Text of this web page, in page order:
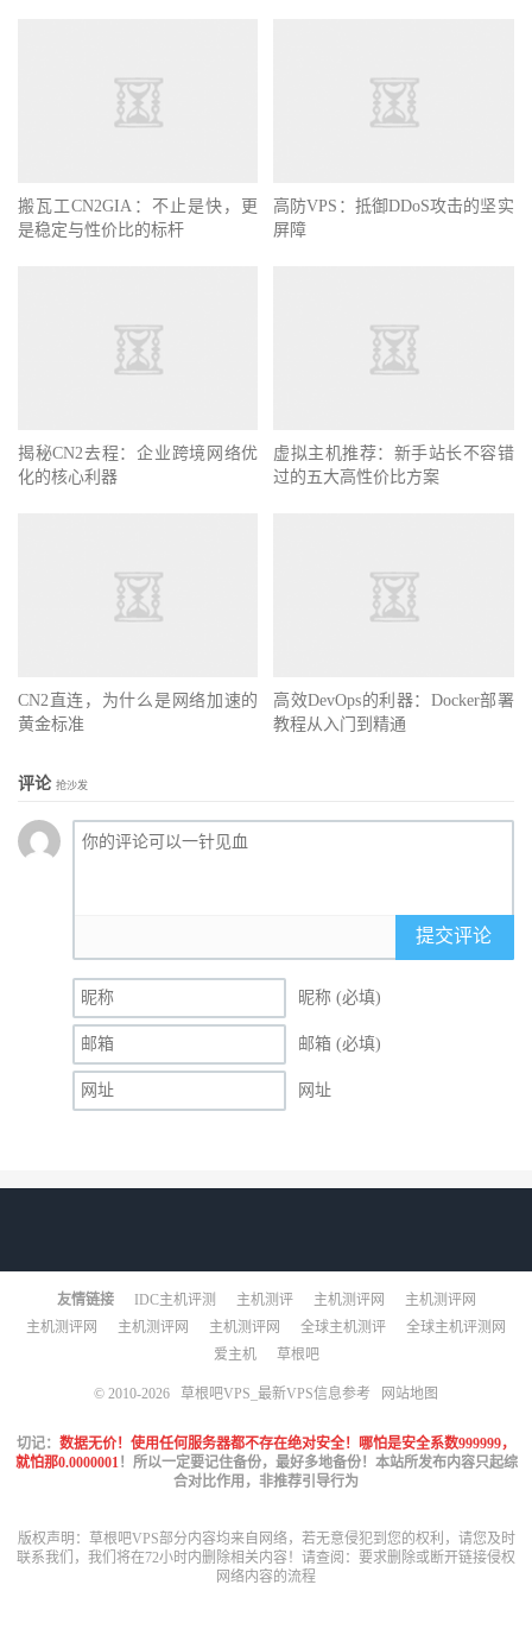
搬瓦工CN2GIA：不止是快，更
是稳定与性价比的标杆
高防VPS：抵御DDoS攻击的坚实
屏障
揭秘CN2去程：企业跨境网络优
化的核心利器
虚拟主机推荐：新手站长不容错
过的五大高性价比方案
CN2直连，为什么是网络加速的
黄金标准
高效DevOps的利器：Docker部署
教程从入门到精通
评论 抢沙发
提交评论
昵称 (必填)
邮箱 (必填)
网址
友情链接 IDC主机评测 主机测评 主机测评网
主机测评网
主机测评网
主机测评网 主机测评网 全球主机测评
全球主机评测网
爱主机
草根吧
© 2010-2026 草根吧VPS_最新VPS信息参考 网站地图
切记： 数据无价！使用任何服务器都不存在绝对安全！哪怕是安全系数999999，
就怕那0.0000001！所以一定要记住备份，最好多地备份！本站所发布内容只起综
合对比作用，非推荐引导行为
版权声明：草根吧VPS部分内容均来自网络，若无意侵犯到您的权利，请您及时
联系我们，我们将在72小时内删除相关内容！请查阅： 要求删除或断开链接侵权
网络内容的流程